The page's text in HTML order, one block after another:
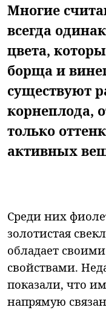
Многие
всегда
цвета,
борща и
существуют
корнеплода,
только
активных
Среди них
золотистая
обладает
свойствами.
показали, что
напрямую